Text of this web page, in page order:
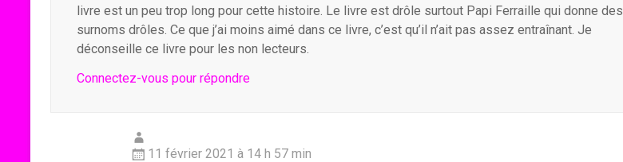
livre est un peu trop long pour cette histoire. Le livre est drôle surtout Papi Ferraille qui donne des
surnoms drôles. Ce que j’ai moins aimé dans ce livre, c’est qu’il n’ait pas assez entraînant. Je
déconseille ce livre pour les non lecteurs.
Connectez-vous pour répondre
11 février 2021 à 14 h 57 min